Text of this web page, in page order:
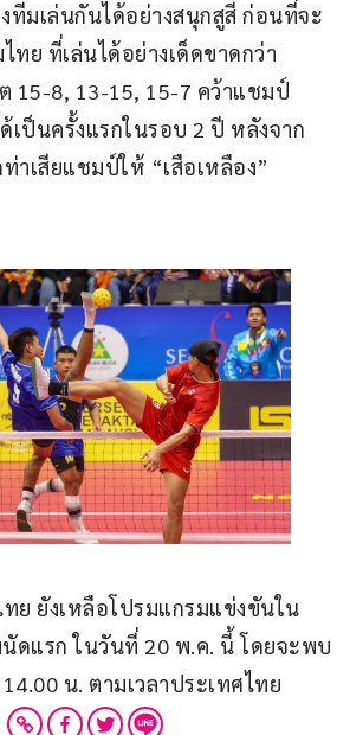
ทีมเล่นกันได้อย่างสนุกสูสี ก่อนที่จะ
ย ที่เล่นได้อย่างเด็ดขาดกว่า
15-8, 13-15, 15-7 คว้าแชมป์
เป็นครั้งแรกในรอบ 2 ปี หลังจาก
าเสียแชมป์ให้ “เสือเหลือง”
ย ยังเหลือโปรมแกรมแข่งขันใน
ดแรก ในวันที่ 20 พ.ค. นี้ โดยจะพบ
น. ตามเวลาประเทศไทย